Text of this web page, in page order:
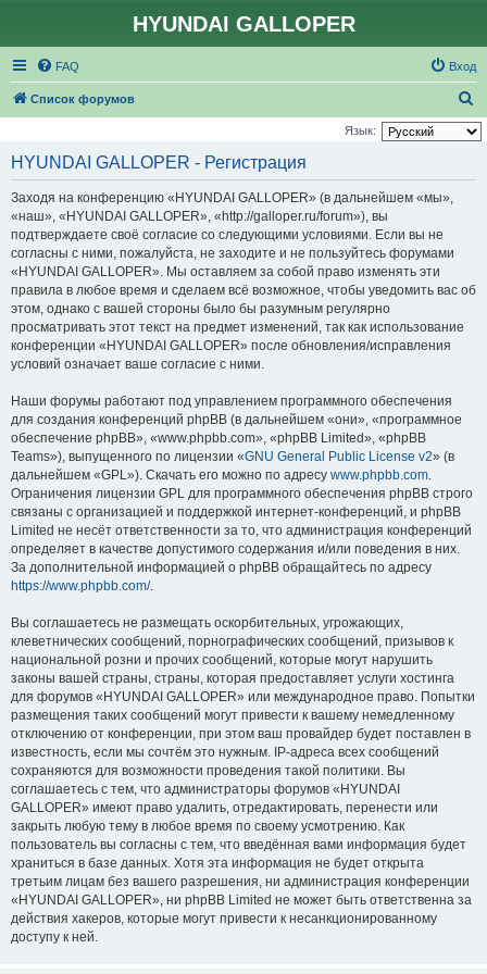
HYUNDAI GALLOPER
FAQ Вход
Список форумов
о
Язык:
HYUNDAI GALLOPER - Регистрация
Заходя на конференцию «HYUNDAI GALLOPER» (в дальнейшем «мы»,
«наш», «HYUNDAI GALLOPER», «http://galloper.ru/forum»), вы
подтверждаете своё согласие со следующими условиями. Если вы не
согласны с ними, пожалуйста, не заходите и не пользуйтесь форумами
«HYUNDAI GALLOPER». Мы оставляем за собой право изменять эти
правила в любое время и сделаем всё возможное, чтобы уведомить вас об
этом, однако с вашей стороны было бы разумным регулярно
просматривать этот текст на предмет изменений, так как использование
конференции «HYUNDAI GALLOPER» после обновления/исправления
условий означает ваше согласие с ними.
Наши форумы работают под управлением программного обеспечения
для создания конференций phpBB (в дальнейшем «они», «программное
обеспечение phpBB», «www.phpbb.com», «phpBB Limited», «phpBB
Teams»), выпущенного по лицензии «GNU General Public License v2» (в
дальнейшем «GPL»). Скачать его можно по адресу www.phpbb.com.
Ограничения лицензии GPL для программного обеспечения phpBB строго
связаны с организацией и поддержкой интернет-конференций, и phpBB
Limited не несёт ответственности за то, что администрация конференций
определяет в качестве допустимого содержания и/или поведения в них.
За дополнительной информацией о phpBB обращайтесь по адресу
https://www.phpbb.com/.
Вы соглашаетесь не размещать оскорбительных, угрожающих,
клеветнических сообщений, порнографических сообщений, призывов к
национальной розни и прочих сообщений, которые могут нарушить
законы вашей страны, страны, которая предоставляет услуги хостинга
для форумов «HYUNDAI GALLOPER» или международное право. Попытки
размещения таких сообщений могут привести к вашему немедленному
отключению от конференции, при этом ваш провайдер будет поставлен в
известность, если мы сочтём это нужным. IP-адреса всех сообщений
сохраняются для возможности проведения такой политики. Вы
соглашаетесь с тем, что администраторы форумов «HYUNDAI
GALLOPER» имеют право удалить, отредактировать, перенести или
закрыть любую тему в любое время по своему усмотрению. Как
пользователь вы согласны с тем, что введённая вами информация будет
храниться в базе данных. Хотя эта информация не будет открыта
третьим лицам без вашего разрешения, ни администрация конференции
«HYUNDAI GALLOPER», ни phpBB Limited не может быть ответственна за
действия хакеров, которые могут привести к несанкционированному
доступу к ней.